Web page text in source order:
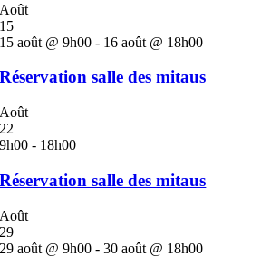
Août
15
15 août @ 9h00 - 16 août @ 18h00
Réservation salle des mitaus
Août
22
9h00 - 18h00
Réservation salle des mitaus
Août
29
29 août @ 9h00 -30 août @ 18h00